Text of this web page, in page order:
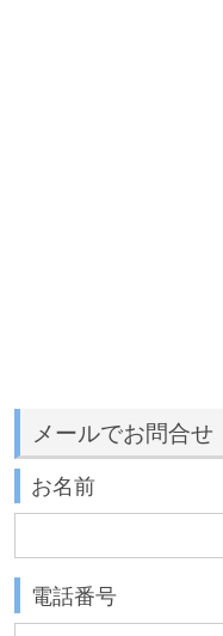
メールでお問合せ
お名前
電話番号